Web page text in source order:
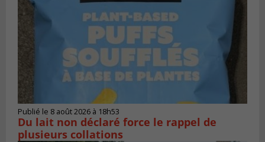
Publié le 8 août 2026 à 18h53
Du lait non déclaré force le rappel de
plusieurs collations